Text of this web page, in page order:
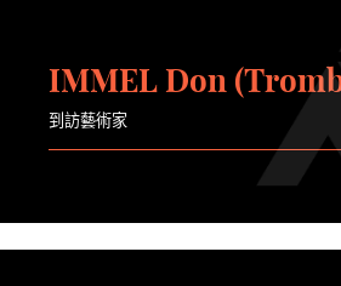
IMMEL Don
到訪藝術家